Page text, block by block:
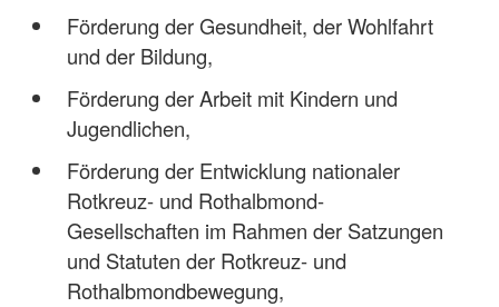
Förderung der Gesundheit, der Wohlfahrt
und der Bildung,
Förderung der Arbeit mit Kindern und
Jugendlichen,
Förderung der Entwicklung nationaler
Rotkreuz- und Rothalbmond-
Gesellschaften im Rahmen der Satzungen
und Statuten der Rotkreuz- und
Rothalbmondbewegung,